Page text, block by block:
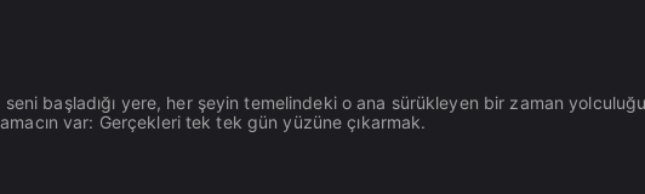
başladığı yere, her şeyin temelindeki o ana sürükleyen bir zaman
var: Gerçekleri tek tek gün yüzüne çıkarmak.